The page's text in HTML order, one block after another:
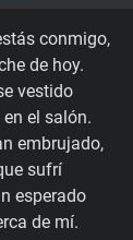
conmigo,
de hoy.
vestido
el salón.
embrujado,
sufrí
esperado
de mí.